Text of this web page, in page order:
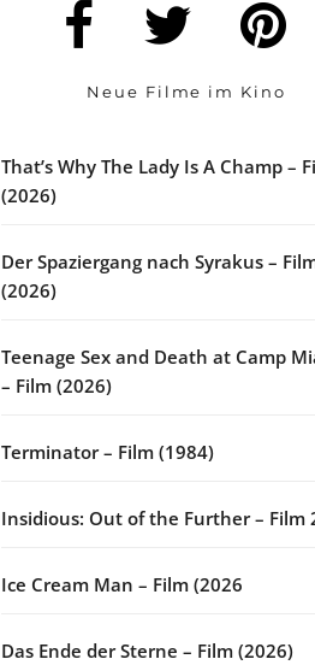
Neue Filme im Kino
That’s Why The Lady Is A Champ –
(2026)
Der Spaziergang nach Syrakus –
(2026)
Teenage Sex and Death at Camp
– Film (2026)
Terminator – Film (1984)
Insidious: Out of the Further – Film
Ice Cream Man – Film (2026
Das Ende der Sterne – Film (2026)